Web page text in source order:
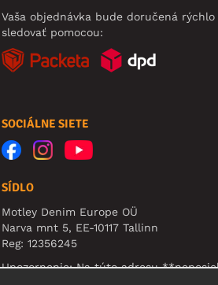
Vaša objednávka bude doručená
sledovať pomocou:
SOCIÁLNE SIETE
SÍDLO
Motley Denim Europe OÜ
Narva mnt 5, EE-10117 Tallinn
Reg: 12356245
Upozornenie: Na túto adresu